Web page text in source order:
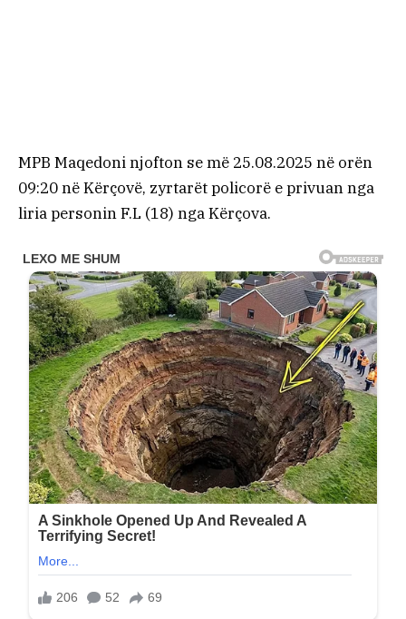
MPB Maqedoni njofton se më 25.08.2025 në orën
09:20 në Kërçovë, zyrtarët policorë e privuan nga
liria personin F.L (18) nga Kërçova.